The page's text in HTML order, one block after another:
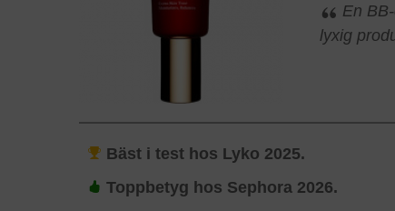
En
lyxig
Bäst i test hos Lyko 2025.
Toppbetyg hos Sephora 2026.